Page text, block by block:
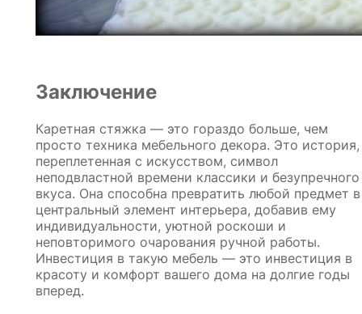
Заключение
Каретная стяжка — это гораздо больше, чем
просто техника мебельного декора. Это история,
переплетенная с искусством, символ
неподвластной времени классики и безупречного
вкуса. Она способна превратить любой предмет в
центральный элемент интерьера, добавив ему
индивидуальности, уютной роскоши и
неповторимого очарования ручной работы.
Инвестиция в такую мебель — это инвестиция в
красоту и комфорт вашего дома на долгие годы
вперед.